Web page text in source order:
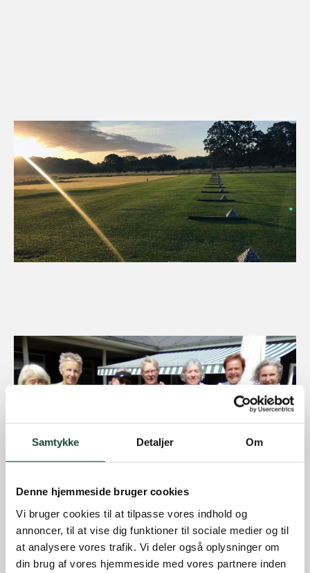
Samtykke Detaljer Om
Denne hjemmeside bruger cookies
Vi bruger cookies til at tilpasse vores indhold og
annoncer, til at vise dig funktioner til sociale medier og til
at analysere vores trafik. Vi deler også oplysninger om
din brug af vores hjemmeside med vores partnere inden